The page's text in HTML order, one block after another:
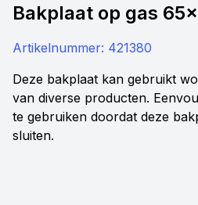
Bakplaat op gas
Artikelnummer: 421380
Deze bakplaat kan gebruikt
van diverse producten.
te gebruiken doordat deze
sluiten.